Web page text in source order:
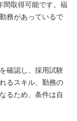
間取得可能です。福
務があっているで
確認し、採用試験
るスキル、勤務の
るため、条件は自